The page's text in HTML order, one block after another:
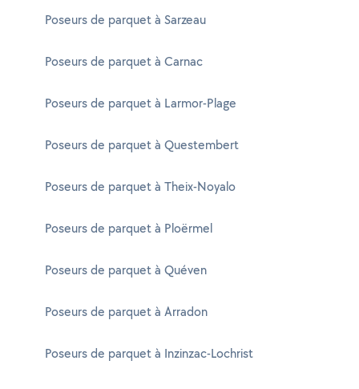
Poseurs de parquet à Sarzeau
Poseurs de parquet à Carnac
Poseurs de parquet à Larmor-Plage
Poseurs de parquet à Questembert
Poseurs de parquet à Theix-Noyalo
Poseurs de parquet à Ploërmel
Poseurs de parquet à Quéven
Poseurs de parquet à Arradon
Poseurs de parquet à Inzinzac-Lochrist